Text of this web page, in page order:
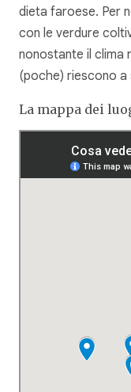
dieta faroese. Per
con le verdure
nonostante il clima
(poche) riescono a
La mappa dei